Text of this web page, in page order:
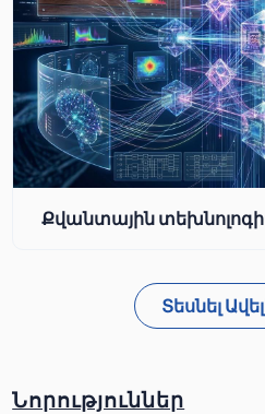
Քվանտային
Տեսնել
Նորություններ